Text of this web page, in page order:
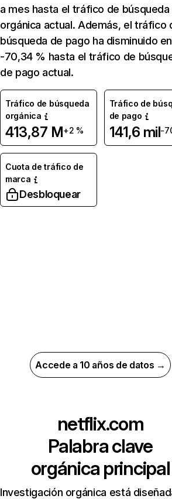
a mes hasta el tráfico de búsqueda
orgánica actual. Además, el tráfico
búsqueda de pago ha disminuido en
-70,34 % hasta el tráfico de
de pago actual.
Tráfico de búsqueda
orgánica
413,87 M+2 %
Tráfico de
de pago
141,6 mil-
Cuota de tráfico de
marca
Desbloquear
Accede a 10 años de datos →
netflix.com
Palabra clave
orgánica principal
Investigación orgánica está